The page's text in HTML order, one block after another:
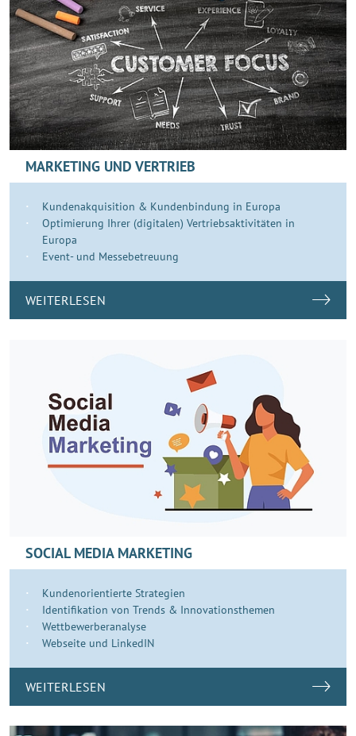
MARKETING UND VERTRIEB
Kundenakquisition & Kundenbindung in Europa
Optimierung Ihrer (digitalen) Vertriebsaktivitäten in
Europa
Event- und Messebetreuung
WEITERLESEN
SOCIAL MEDIA MARKETING
Kundenorientierte Strategien
Identifikation von Trends & Innovationsthemen
Wettbewerberanalyse
Webseite und LinkedIN
WEITERLESEN